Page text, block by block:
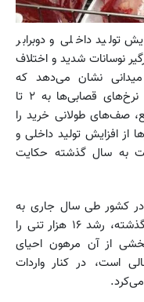
تولید داخلی و دوبرابر
نوسانات شدید و اختلاف
نشان می‌دهد که
شکاف قیمتی بین گوشت تنظیم بازار و نرخ‌های قصابی‌ها به ۲ تا
صف‌های طولانی خرید را
افزایش تولید داخلی و
به سال گذشته حکایت
در کشور طی سال جاری به
۹۲۳ هزار تن رسیده که نسبت به سال گذشته، رشد ۱۶ هزار تنی را
از آن مرهون احیای
است، در کنار واردات